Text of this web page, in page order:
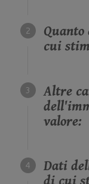
cui
Altre
valore:
Dati